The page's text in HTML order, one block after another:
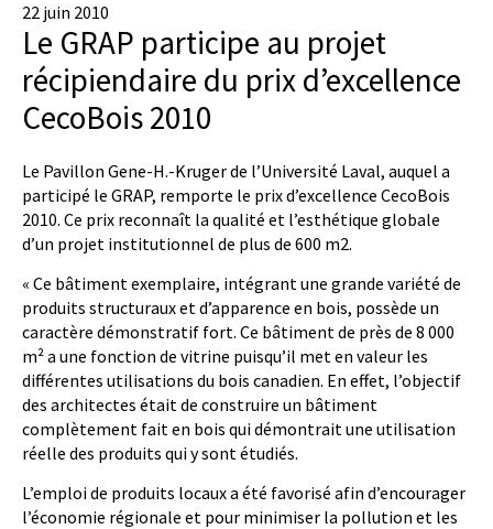
22 juin 2010
Le GRAP participe au projet
récipiendaire du prix d’excellence
CecoBois 2010
Le Pavillon Gene-H.-Kruger de l’Université Laval, auquel a
participé le GRAP, remporte le prix d’excellence CecoBois
2010. Ce prix reconnaît la qualité et l’esthétique globale
d’un projet institutionnel de plus de 600 m2.
« Ce bâtiment exemplaire, intégrant une grande variété de
produits structuraux et d’apparence en bois, possède un
caractère démonstratif fort. Ce bâtiment de près de 8 000
m² a une fonction de vitrine puisqu’il met en valeur les
différentes utilisations du bois canadien. En effet, l’objectif
des architectes était de construire un bâtiment
complètement fait en bois qui démontrait une utilisation
réelle des produits qui y sont étudiés.
L’emploi de produits locaux a été favorisé afin d’encourager
l’économie régionale et pour minimiser la pollution et les